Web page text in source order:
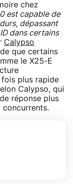
chez
est capable de
dépassant
dans certains
Calypso
que certains
le X25-E
fois plus rapide
Calypso, qui
réponse plus